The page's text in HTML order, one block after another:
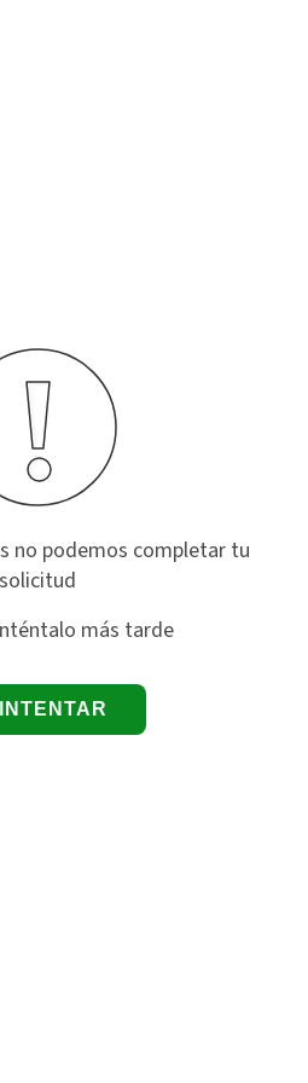
no podemos completar tu
solicitud
más tarde